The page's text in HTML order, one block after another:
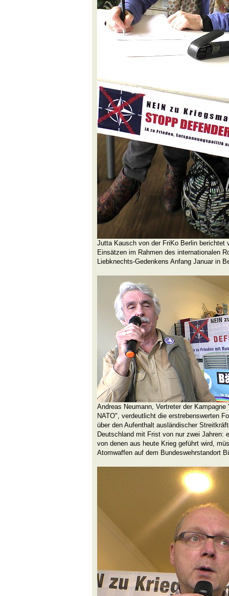
Jutta Kausch von der FriKo Berlin berichtet
Einsätzen im Rahmen des internationalen
Liebknechts-Gedenkens Anfang Januar in
Andreas Neumann, Vertreter der
NATO", verdeutlicht die erstrebenswerten
über den Aufenthalt ausländischer
Deutschland mit Frist von nur zwei Jahren:
von denen aus heute Krieg geführt wird,
Atomwaffen auf dem Bundeswehrstandort